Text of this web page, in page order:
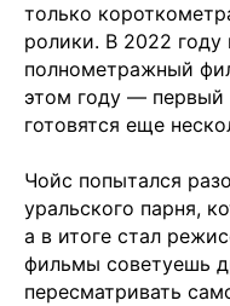
только
ролики. В 2022
полнометражный
этом году — первый
готовятся еще
Чойс попытался
уральского парня,
а в итоге стал
фильмы советуешь
пересматривать